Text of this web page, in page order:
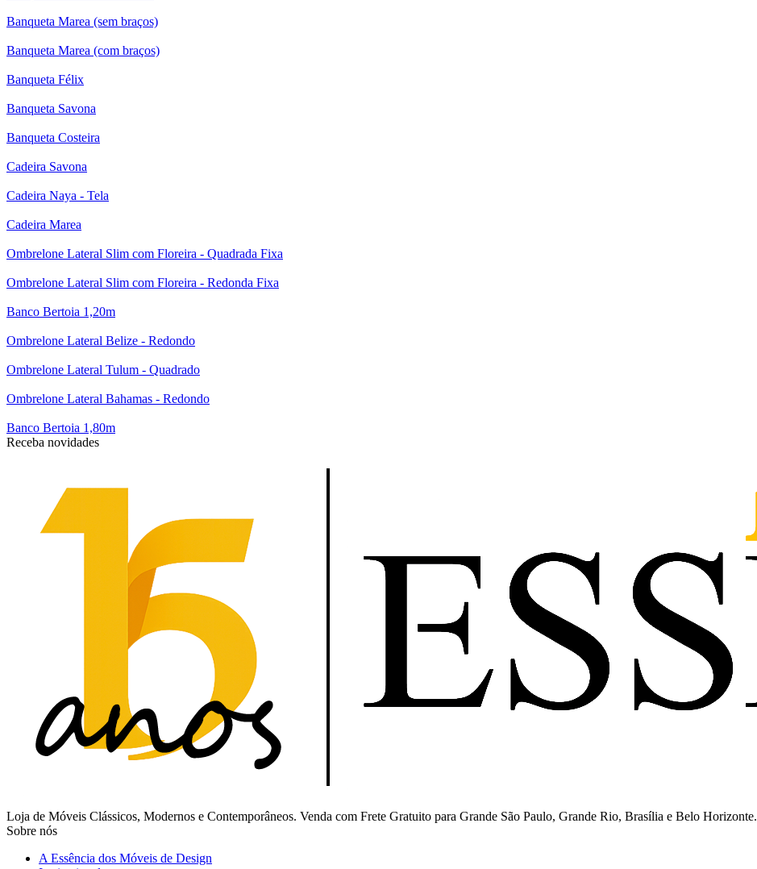
Banqueta Marea (sem braços)
Banqueta Marea (com braços)
Banqueta Félix
Banqueta Savona
Banqueta Costeira
Cadeira Savona
Cadeira Naya - Tela
Cadeira Marea
Ombrelone Lateral Slim com Floreira - Quadrada Fixa
Ombrelone Lateral Slim com Floreira - Redonda Fixa
Banco Bertoia 1,20m
Ombrelone Lateral Belize - Redondo
Ombrelone Lateral Tulum - Quadrado
Ombrelone Lateral Bahamas - Redondo
Banco Bertoia 1,80m
Receba novidades
Loja de Móveis Clássicos, Modernos e Contemporâneos. Venda com Frete Gratuito para Grande São Paulo, Grande Rio, Brasília e Belo Horizonte.
Sobre nós
A Essência dos Móveis de Design